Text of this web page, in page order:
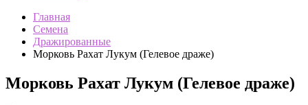
Главная
Семена
Дражированные
Морковь Рахат Лукум (Гелевое драже)
Морковь Рахат Лукум (Гелевое драже)